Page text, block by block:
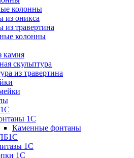
колонны
из оникса
из травертина
колонны
камня
скульптура
из травертина
1C
Каменные фонтаны
1С
1С